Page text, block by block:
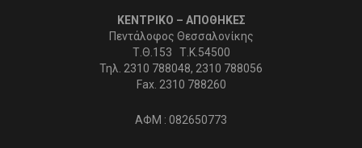
ΚΕΝΤΡΙΚΟ – ΑΠΟΘΗΚΕΣ
Πεντάλοφος Θεσσαλονίκης
Τ.Θ.153 Τ.Κ.54500
Τηλ. 2310 788048, 2310 788056
Fax. 2310 788260
ΑΦΜ : 082650773